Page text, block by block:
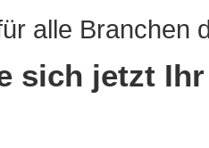
alle Branchen
sich jetzt